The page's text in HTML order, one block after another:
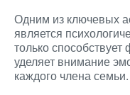
Одним из ключевых
является
только
уделяет внимание
каждого члена семьи.